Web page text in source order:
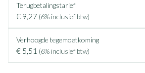
Terugbetalingstarief
€ 9,27 (6% inclusief btw)
Verhoogde tegemoetkoming
€ 5,51 (6% inclusief btw)